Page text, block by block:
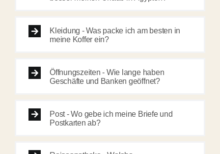
Kleidung - Was packe ich am besten in
meine Koffer ein?
Öffnungszeiten - Wie lange haben
Geschäfte und Banken geöffnet?
Post - Wo gebe ich meine Briefe und
Postkarten ab?